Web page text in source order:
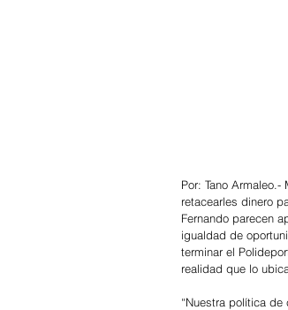
Por: Tano
retacearles dinero
Fernando parecen
igualdad de
terminar el
realidad que lo
“Nuestra política